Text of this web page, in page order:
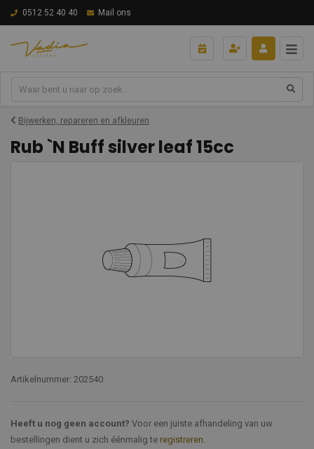
0512 52 40 40 Mail ons
Bijwerken, repareren en afkleuren
Rub `N Buff silver leaf 15cc
Artikelnummer: 202540
Heeft u nog geen account? Voor een juiste afhandeling van uw
bestellingen dient u zich éénmalig te registreren.